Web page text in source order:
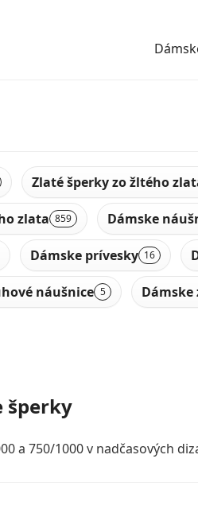
Zlaté šperky zo žltého
zlata 859 Dámske
Dámske prívesky 16
náušnice 5
šperky
a 750/1000 v nadčasových